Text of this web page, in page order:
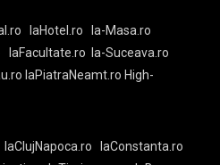
laHotel.ro
la-Masa.ro
laFacultate.ro
la-Suceava.ro
laPiatraNeamt.ro High-
laClujNapoca.ro
laConstanta.ro